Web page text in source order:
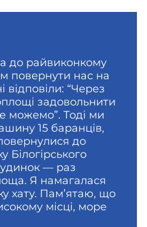
до райвиконкому
повернути нас на
відповіли: “Через
задовольнити
можемо”. Тоді ми
15 баранців,
до
Білогірського
— раз
Я намагалася
хату. Пам’ятаю, що
місці, море